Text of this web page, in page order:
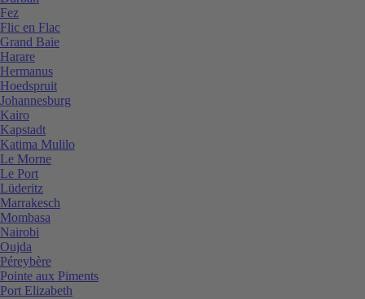
Fez
Flic en Flac
Grand Baie
Harare
Hermanus
Hoedspruit
Johannesburg
Kairo
Kapstadt
Katima Mulilo
Le Morne
Le Port
Lüderitz
Marrakesch
Mombasa
Nairobi
Oujda
Péreybère
Pointe aux Piments
Port Elizabeth